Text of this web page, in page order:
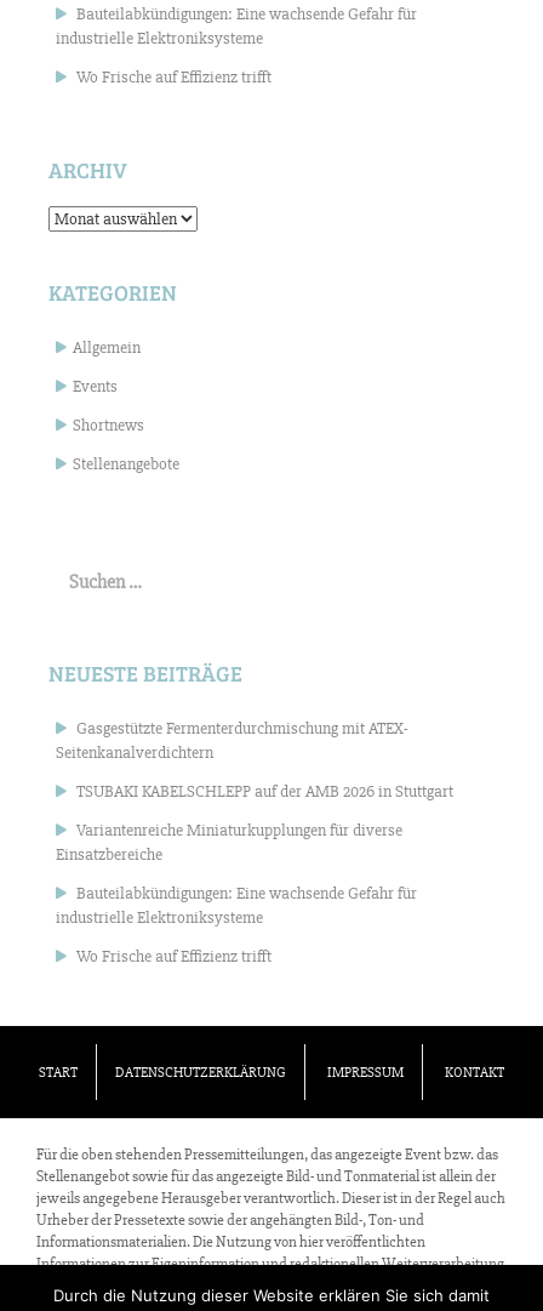
Bauteilabkündigungen: Eine wachsende Gefahr für
industrielle Elektroniksysteme
Wo Frische auf Effizienz trifft
ARCHIV
Archiv
KATEGORIEN
Allgemein
Events
Shortnews
Stellenangebote
nach:
NEUESTE BEITRÄGE
Gasgestützte Fermenterdurchmischung mit ATEX-
Seitenkanalverdichtern
TSUBAKI KABELSCHLEPP auf der AMB 2026 in Stuttgart
Variantenreiche Miniaturkupplungen für diverse
Einsatzbereiche
Bauteilabkündigungen: Eine wachsende Gefahr für
industrielle Elektroniksysteme
Wo Frische auf Effizienz trifft
START DATENSCHUTZERKLÄRUNG IMPRESSUM KONTAKT
Für die oben stehenden Pressemitteilungen, das angezeigte Event bzw. das
Stellenangebot sowie für das angezeigte Bild- und Tonmaterial ist allein der
jeweils angegebene Herausgeber verantwortlich. Dieser ist in der Regel auch
Urheber der Pressetexte sowie der angehängten Bild-, Ton- und
Informationsmaterialien. Die Nutzung von hier veröffentlichten
Informationen zur Eigeninformation und redaktionellen Weiterverarbeitung
ist in der Regel kostenfrei. Bitte klären Sie vor einer Weiterverwendung
urheberrechtliche Fragen mit dem angegebenen Herausgeber.
Durch die Nutzung dieser Website erklären Sie sich damit